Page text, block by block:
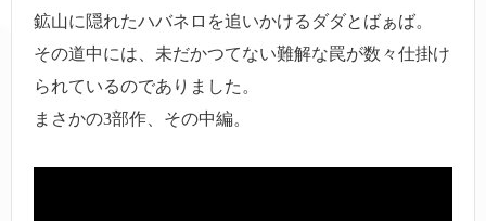
鉱山に隠れたハバネロを追いかけるダダとばぁば。
その道中には、未だかつてない難解な罠が数々仕掛け
られているのでありました。
まさかの3部作、その中編。